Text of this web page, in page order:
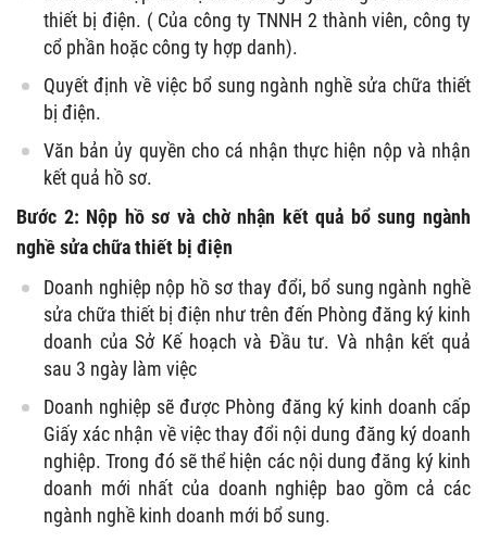
thiết bị điện. ( Của công ty TNNH 2 thành viên, công ty
cổ phần hoặc công ty hợp danh).
Quyết định về việc bổ sung ngành nghề sửa chữa thiết
bị điện.
Văn bản ủy quyền cho cá nhận thực hiện nộp và nhận
kết quả hồ sơ.
Bước 2: Nộp hồ sơ và chờ nhận kết quả bổ sung ngành
nghề sửa chữa thiết bị điện
Doanh nghiệp nộp hồ sơ thay đổi, bổ sung ngành nghề
sửa chữa thiết bị điện như trên đến Phòng đăng ký kinh
doanh của Sở Kế hoạch và Đầu tư. Và nhận kết quả
sau 3 ngày làm việc
Doanh nghiệp sẽ được Phòng đăng ký kinh doanh cấp
Giấy xác nhận về việc thay đổi nội dung đăng ký doanh
nghiệp. Trong đó sẽ thể hiện các nội dung đăng ký kinh
doanh mới nhất của doanh nghiệp bao gồm cả các
ngành nghề kinh doanh mới bổ sung.